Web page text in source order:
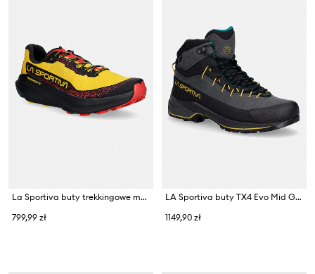
La Sportiva buty trekkingowe męskie Prodigio 2
799,99 zł
LA Sportiva buty TX4 Evo Mid GTX
1149,90 zł